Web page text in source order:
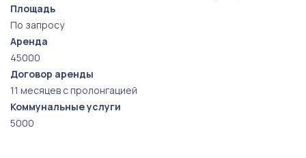
Площадь
По запросу
Аренда
45000
Договор аренды
11 месяцев с пролонгацией
Коммунальные услуги
5000